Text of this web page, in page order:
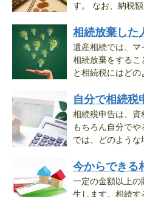
す。 なお、納税額
相続放棄した
遺産相続では、マ
相続放棄をするこ
と相続税にはどの
自分で相続税
相続税申告は、資
もちろん自分でや
では、どのような
今からできる
一定の金額以上の
生します。相続す